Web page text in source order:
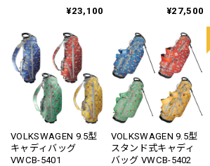
¥23,100
¥27,500
VOLKSWAGEN 9.5型
キャディバッグ
VWCB-5401
VOLKSWAGEN 9.5型
スタンド式キャディ
バッグ VWCB-5402